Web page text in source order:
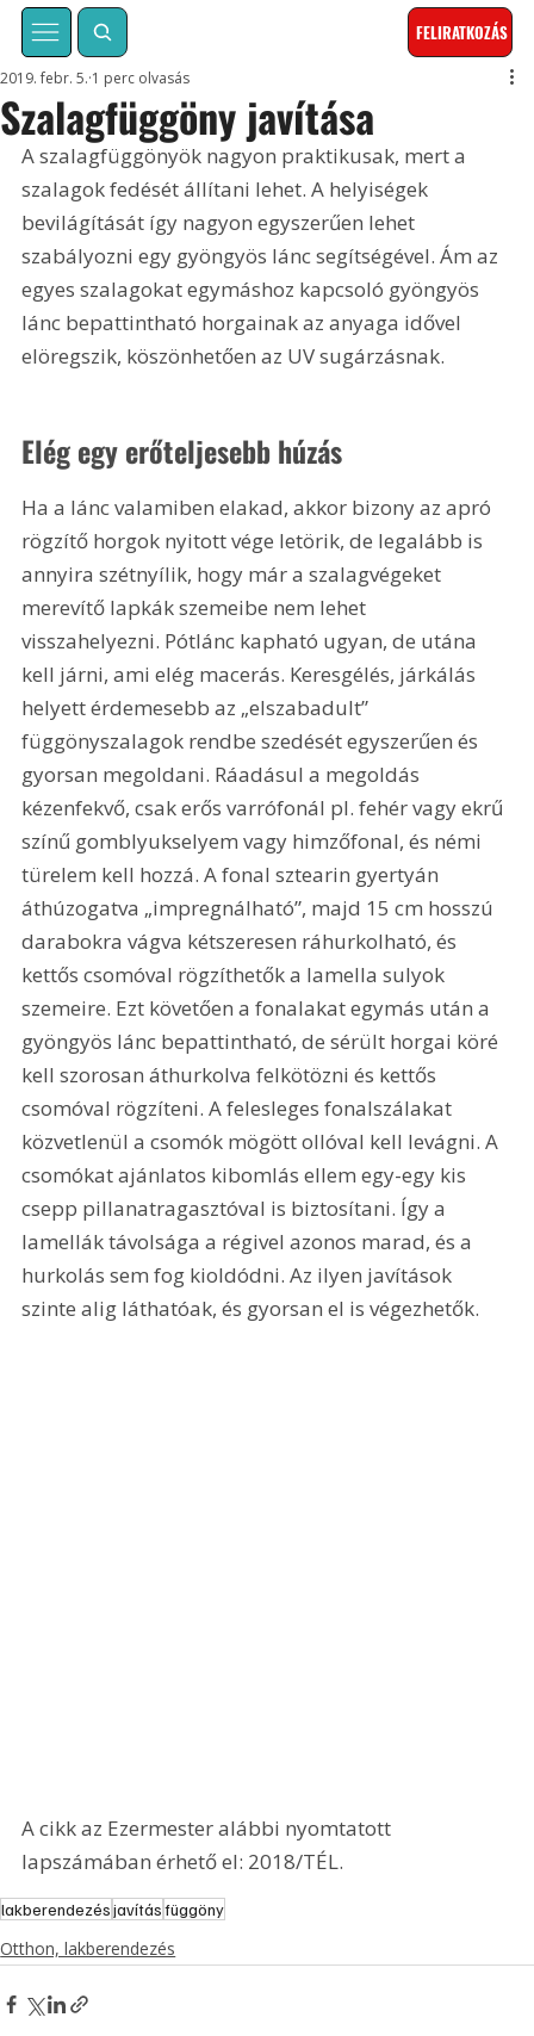
FELIRATKOZÁS
Szalagfüggöny javítása
2019. febr. 5. 1 perc olvasás
A szalagfüggönyök nagyon praktikusak, mert a
szalagok fedését állítani lehet. A helyiségek
bevilágítását így nagyon egyszerűen lehet
szabályozni egy gyöngyös lánc segítségével. Ám az
egyes szalagokat egymáshoz kapcsoló gyöngyös
lánc bepattintható horgainak az anyaga idővel
elöregszik, köszönhetően az UV sugárzásnak.
Elég egy erőteljesebb húzás
Ha a lánc valamiben elakad, akkor bizony az apró
rögzítő horgok nyitott vége letörik, de legalább is
annyira szétnyílik, hogy már a szalagvégeket
merevítő lapkák szemeibe nem lehet
visszahelyezni. Pótlánc kapható ugyan, de utána
kell járni, ami elég macerás. Keresgélés, járkálás
helyett érdemesebb az „elszabadult”
függönyszalagok rendbe szedését egyszerűen és
gyorsan megoldani. Ráadásul a megoldás
kézenfekvő, csak erős varrófonál pl. fehér vagy ekrű
színű gomblyukselyem vagy himzőfonal, és némi
türelem kell hozzá. A fonal sztearin gyertyán
áthúzogatva „impregnálható”, majd 15 cm hosszú
darabokra vágva kétszeresen ráhurkolható, és
kettős csomóval rögzíthetők a lamella sulyok
szemeire. Ezt követően a fonalakat egymás után a
gyöngyös lánc bepattintható, de sérült horgai köré
kell szorosan áthurkolva felkötözni és kettős
csomóval rögzíteni. A felesleges fonalszálakat
közvetlenül a csomók mögött ollóval kell levágni. A
csomókat ajánlatos kibomlás ellem egy-egy kis
csepp pillanatragasztóval is biztosítani. Így a
lamellák távolsága a régivel azonos marad, és a
hurkolás sem fog kioldódni. Az ilyen javítások
szinte alig láthatóak, és gyorsan el is végezhetők.
A cikk az Ezermester alábbi nyomtatott
lapszámában érhető el: 2018/TÉL.
lakberendezésjavításfüggöny
Otthon, lakberendezés